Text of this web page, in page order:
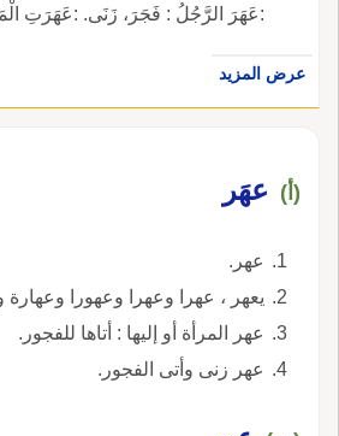
:عَهَرَ الرَّجُلُ : فَجَرَ، زَنَى. :عَهَرَتِ
عرض المزيد
(أ) عهَر
عهر.
يعهر ، عهرا وعهرا وعهورا وعهارة
عهر المرأة أو إليها : أتاها للفجور.
عهر زنى وأتى الفجور.